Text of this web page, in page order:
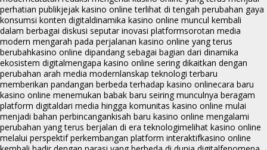
perhatian publikjejak kasino online terlihat di tengah perubahan gaya
konsumsi konten digitaldinamika kasino online muncul kembali
dalam berbagai diskusi seputar inovasi platformsorotan media
modern mengarah pada perjalanan kasino online yang terus
berubahkasino online dipandang sebagai bagian dari dinamika
ekosistem digitalmengapa kasino online sering dikaitkan dengan
perubahan arah media modernlanskap teknologi terbaru
memberikan pandangan berbeda terhadap kasino onlinecara baru
kasino online menemukan babak baru seiring munculnya beragam
platform digitaldari media hingga komunitas kasino online mulai
menjadi bahan perbincangankisah baru kasino online mengalami
perubahan yang terus berjalan di era teknologimelihat kasino online
melalui perspektif perkembangan platform interaktifkasino online